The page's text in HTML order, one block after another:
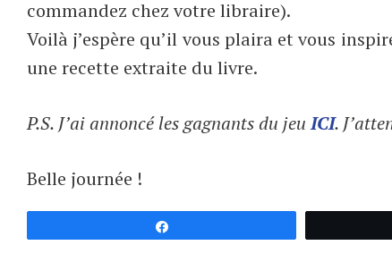
commandez chez votre libraire).
Voilà j’espère qu’il vous plaira et vous
une recette extraite du livre.
P.S. J’ai annoncé les gagnants du jeuICI.
Belle journée !